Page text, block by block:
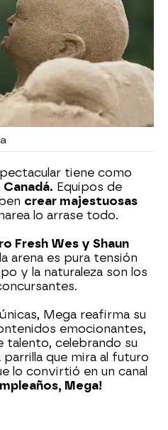
tiene como
Equipos de
crear majestuosas
lo arrase todo.
Fresh Wes y Shaun
arena es pura tensión
y la naturaleza son los
Mega reafirma su
emocionantes,
talento, celebrando su
parrilla que mira al futuro
lo convirtió en un canal
Mega!